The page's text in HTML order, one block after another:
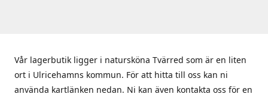
Vår lagerbutik ligger i natursköna Tvärred som är en liten
ort i Ulricehamns kommun. För att hitta till oss kan ni
använda kartlänken nedan. Ni kan även kontakta oss för en